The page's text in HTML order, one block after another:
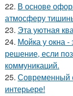
22. В основе
атмосферу
23. Эта уютная
24. Мойка у окна -
решение, если
коммуникаций.
25. Современный
интерьере!